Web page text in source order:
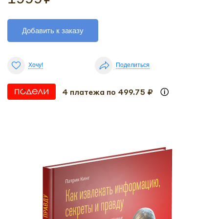
Добавить к заказу
Хочу! Поделиться
4 платежа по 499.75 ₽